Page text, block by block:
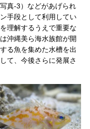
真-3）などがあげられ
手段として利用してい
理解するうえで重要な
沖縄美ら海水族館が開
る魚を集めた水槽を出
て、今後さらに発展さ